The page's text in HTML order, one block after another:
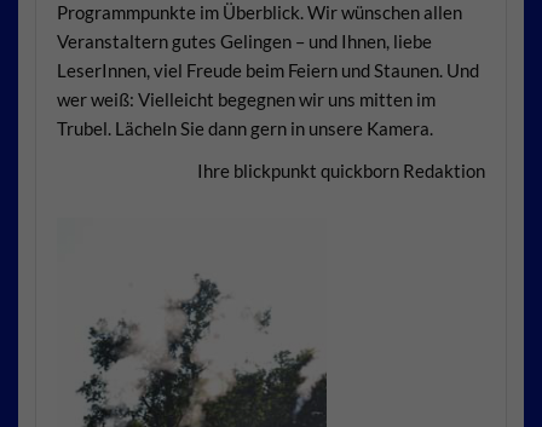
Programmpunkte im Überblick. Wir wünschen allen
Veranstaltern gutes Gelingen – und Ihnen, liebe
LeserInnen, viel Freude beim Feiern und Staunen. Und
wer weiß: Vielleicht begegnen wir uns mitten im
Trubel. Lächeln Sie dann gern in unsere Kamera.
Ihre blickpunkt quickborn Redaktion